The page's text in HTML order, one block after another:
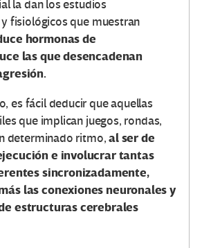
la dan los estudios
fisiológicos que muestran
hormonas de
las que desencadenan
es fácil deducir que aquellas
que implican juegos, rondas,
determinado ritmo,al ser de
e involucrar tantas
sincronizadamente,
las conexiones neuronales y
estructuras cerebrales